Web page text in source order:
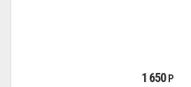
1 650 Р